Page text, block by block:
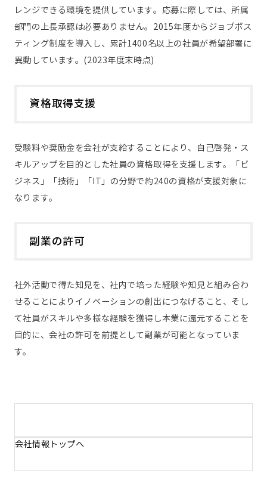
レンジできる環境を提供しています。応募に際しては、所属
部門の上長承認は必要ありません。2015年度からジョブポス
ティング制度を導入し、累計1400名以上の社員が希望部署に
異動しています。(2023年度末時点)
資格取得支援
受験料や奨励金を会社が支給することにより、自己啓発・ス
キルアップを目的とした社員の資格取得を支援します。「ビ
ジネス」「技術」「IT」の分野で約240の資格が支援対象に
なります。
副業の許可
社外活動で得た知見を、社内で培った経験や知見と組み合わ
せることによりイノベーションの創出につなげること、そし
て社員がスキルや多様な経験を獲得し本業に還元することを
目的に、会社の許可を前提として副業が可能となっていま
す。
会社情報トップへ